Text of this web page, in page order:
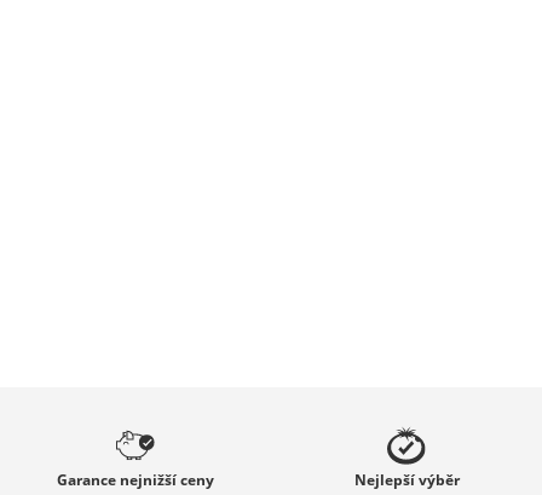
Garance nejnižší ceny Nejlepšívýběr